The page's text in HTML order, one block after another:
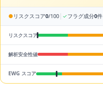
● リスクスコア0/100 | ✓フラグ成分0件
リスクスコア
解析安全性値
EWG スコア